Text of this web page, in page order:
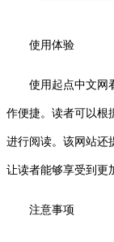
使用体验
使用起点中文网
作便捷。读者可以根
进行阅读。该网站还
让读者能够享受到更
注意事项